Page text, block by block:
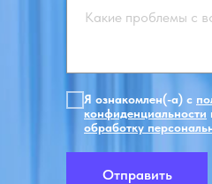
Я ознакомлен(-а) с
конфиденциальности
обработку
Отправить